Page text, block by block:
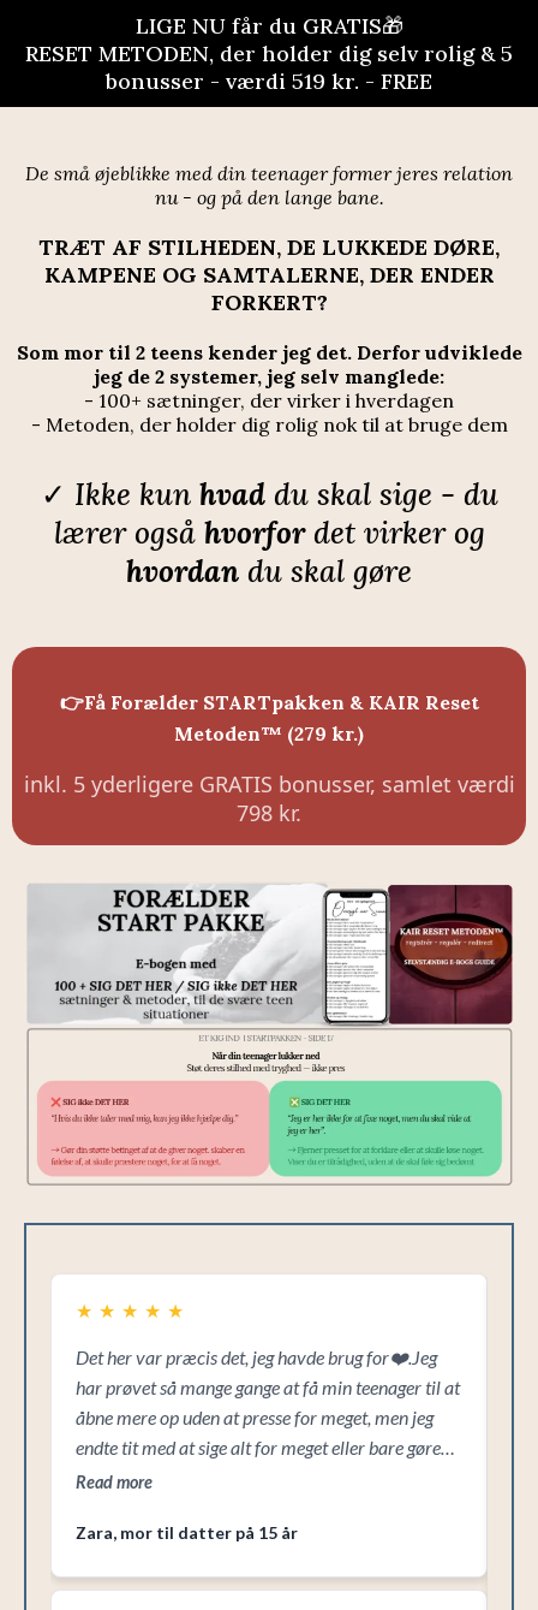
LIGE NU får du GRATIS🎁
RESET METODEN, der holder dig selv rolig & 5
bonusser - værdi 519 kr. - FREE
De små øjeblikke med din teenager former jeres relation
nu - og på den lange bane.
TRÆT AF STILHEDEN, DE LUKKEDE DØRE,
KAMPENE OG SAMTALERNE, DER ENDER
FORKERT?
Som mor til 2 teens kender jeg det. Derfor udviklede
jeg de 2 systemer, jeg selv manglede:
- 100+ sætninger, der virker i hverdagen
- Metoden, der holder dig rolig nok til at bruge dem
✓ Ikke kun hvad du skal sige - du
lærer også hvorfordet virker og
hvordan du skal gøre
👉Få Forælder STARTpakken & KAIR Reset
Metoden™ (279 kr.)
inkl. 5 yderligere GRATIS bonusser, samlet værdi
798 kr.
★ ★ ★ ★ ★
Det her var præcis det, jeg havde brug for❤️.Jeg
har prøvet så mange gange at få min teenager til at
åbne mere op uden at presse for meget, men jeg
endte tit med at sige alt for meget eller bare gøre
det værre. Startpakken gav mig nogle helt
jeg faktisk kunne bruge derhjemme.
Read more
Zara, mor til datter på 15 år